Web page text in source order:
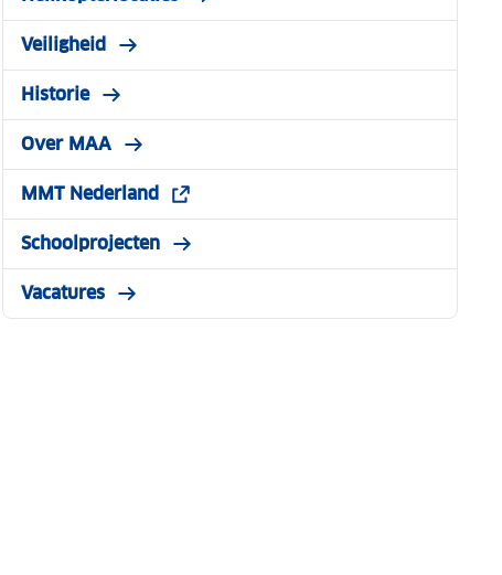
Veiligheid
Historie
Over MAA
MMT Nederland
Schoolprojecten
Vacatures